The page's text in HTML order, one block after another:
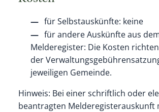
für Selbstauskünfte: keine
für andere Auskünfte aus
Melderegister: Die Kosten
der
jeweiligen Gemeinde.
Hinweis: Bei einer schriftlich oder
beantragten Melderegisterauskunft